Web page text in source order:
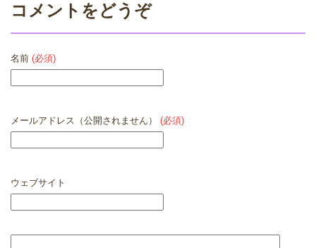
コメントをどうぞ
名前 (必須)
メールアドレス（公開されません） (必須)
ウェブサイト